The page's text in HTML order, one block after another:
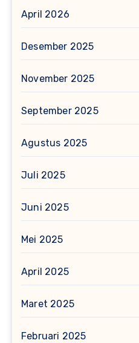
April 2026
Desember 2025
November 2025
September 2025
Agustus 2025
Juli 2025
Juni 2025
Mei 2025
April 2025
Maret 2025
Februari 2025